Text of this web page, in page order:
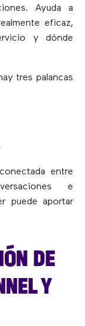
Ayuda a
eficaz,
y dónde
tres palancas
entre
e
puede aportar
DE
Y